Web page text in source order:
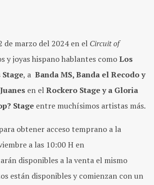
de marzo del 2024 en el Circuit of
y joyas hispano hablantes comoLos
Stage, a Banda MS, Banda el Recodo y
en elRockero Stage y a Gloria
Stage entre muchísimos artistas más.
obtener acceso temprano a la
a las 10:00 H en
disponibles a la venta el mismo
están disponibles y comienzan con un